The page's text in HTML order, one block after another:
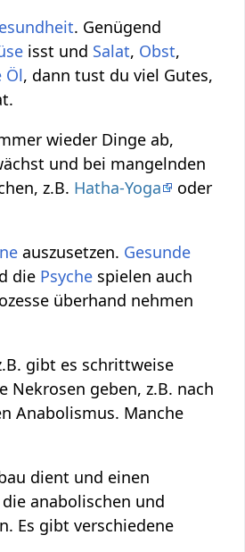
. Genügend
isst und Salat, Obst,
Öl, dann tust du viel Gutes,
wieder Dinge ab,
und bei mangelnden
z.B. Hatha-Yoga
oder
auszusetzen. Gesunde
die Psyche spielen auch
überhand nehmen
gibt es schrittweise
geben, z.B. nach
Anabolismus. Manche
dient und einen
anabolischen und
Es gibt verschiedene